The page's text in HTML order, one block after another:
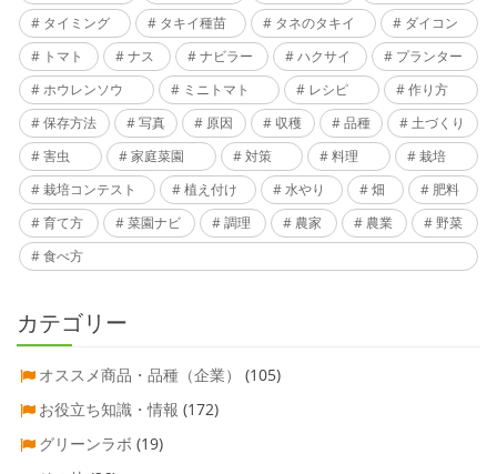
タイミング
タキイ種苗 タネのタキイ
ダイコン
トマト
ナス ナビラー ハクサイ
プランター
ホウレンソウ
ミニトマト レシピ
作り方
保存方法
写真 原因 収穫 品種
土づくり
害虫
家庭菜園 対策 料理
栽培
栽培コンテスト
植え付け 水やり 畑
肥料
育て方
菜園ナビ 調理 農家 農業
野菜
食べ方
カテゴリー
オススメ商品・品種（企業）
(105)
お役立ち知識・情報 (172)
グリーンラボ (19)